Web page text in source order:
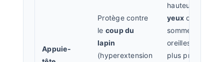
Appuie-
Protège contre
le coup du
lapin
(hyperextension
hauteur des
yeux ou du
sommet des
oreilles. Le
plus près